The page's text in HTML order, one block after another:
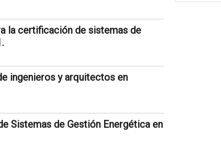
la certificación de sistemas de
ingenieros y arquitectos en
Sistemas de Gestión Energética en